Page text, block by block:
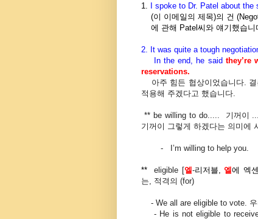
1. I spoke to Dr. Patel about the
(이 이메일의 제목)의 건 (
에 관해 Patel씨와 얘기했습니
2. It was quite a tough
In the end, he said they’re
reservations.
아주 힘든 협상이었습니다. 결
적용해 주겠다고 했습니다.
** be willing to do..... 기꺼이
기꺼이 그렇게 하겠다는 의미에
- I’m willing to help you.
**eligible [엘-리저블,엘에 엑
는
적격의 (for)
- We all are eligible to vote.
- He is not eligible to receive